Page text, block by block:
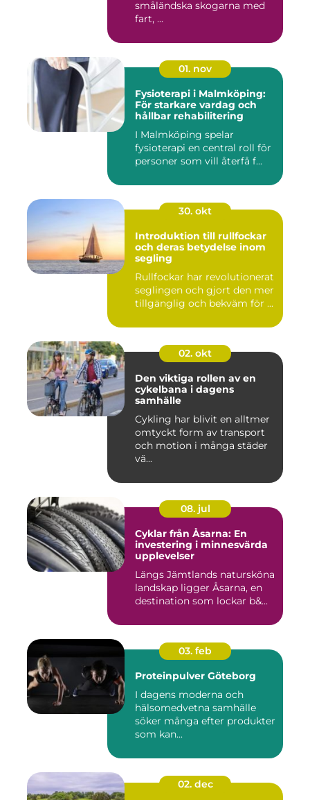
småländska skogarna med
fart, ...
01. nov
Fysioterapi i Malmköping:
För starkare vardag och
hållbar rehabilitering
I Malmköping spelar
fysioterapi en central roll för
personer som vill återfå f...
30. okt
Introduktion till rullfockar
och deras betydelse inom
segling
Rullfockar har revolutionerat
seglingen och gjort den mer
tillgänglig och bekväm för ...
02. okt
Den viktiga rollen av en
cykelbana i dagens
samhälle
Cykling har blivit en alltmer
omtyckt form av transport
och motion i många städer
vä...
08. jul
Cyklar från Åsarna: En
investering i minnesvärda
upplevelser
Längs Jämtlands natursköna
landskap ligger Åsarna, en
destination som lockar b&...
03. feb
Proteinpulver Göteborg
I dagens moderna och
hälsomedvetna samhälle
söker många efter produkter
som kan...
02. dec